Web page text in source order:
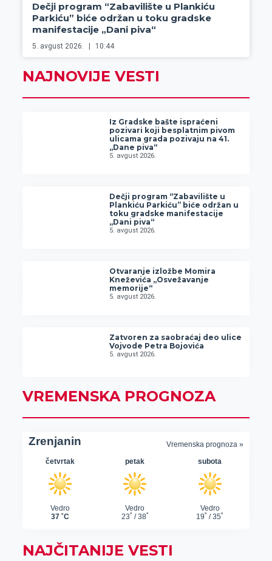
Dečji program “Zabavilište u Plankiću
Parkiću” biće održan u toku gradske
manifestacije „Dani piva“
5. avgust 2026. 10:44
NAJNOVIJE VESTI
Iz Gradske bašte ispraćeni
pozivari koji besplatnim pivom
ulicama grada pozivaju na 41.
„Dane piva“
5. avgust 2026.
Dečji program “Zabavilište u
Plankiću Parkiću” biće održan u
toku gradske manifestacije
„Dani piva“
5. avgust 2026.
Otvaranje izložbe Momira
Kneževića „Osvežavanje
memorije“
5. avgust 2026.
Zatvoren za saobraćaj deo ulice
Vojvode Petra Bojovića
5. avgust 2026.
VREMENSKA PROGNOZA
NAJČITANIJE VESTI